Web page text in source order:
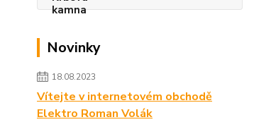
Novinky
18.08.2023
Vítejte v internetovém obchodě
Elektro Roman Volák